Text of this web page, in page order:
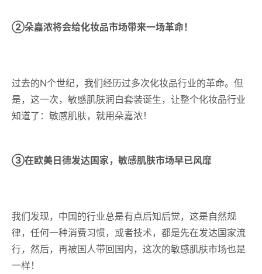
②朵嘉浓将会给化妆品市场带来一场革命！
过去的N个世纪，我们经历过多次化妆品行业的革命。但
是，这一次，敏感肌肤润白套装诞生，让整个化妆品行业
知道了：敏感肌肤，就用朵嘉浓！
③在欧美日德发达国家，敏感肌肤市场早已风靡
我们发现，中国的行业总是有点后知后觉，这是自然规
律，任何一种消费习惯，或者技术，都是先在发达国家流
行，然后，再被国人带回国内，这次的敏感肌肤市场也是
一样！